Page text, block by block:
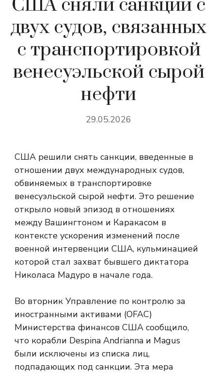
США сняли санкции с
двух судов, связанных
с транспортировкой
венесуэльской сырой
нефти
29.05.2026
США решили снять санкции, введенные в
отношении двух международных судов,
обвиняемых в транспортировке
венесуэльской сырой нефти. Это решение
открыло новый эпизод в отношениях
между Вашингтоном и Каракасом в
контексте ускорения изменений после
военной интервенции США, кульминацией
которой стал захват бывшего диктатора
Николаса Мадуро в начале года.
Во вторник Управление по контролю за
иностранными активами (OFAC)
Министерства финансов США сообщило,
что корабли Despina Andrianna и Magus
были исключены из списка лиц,
подпадающих под санкции. Эта мера